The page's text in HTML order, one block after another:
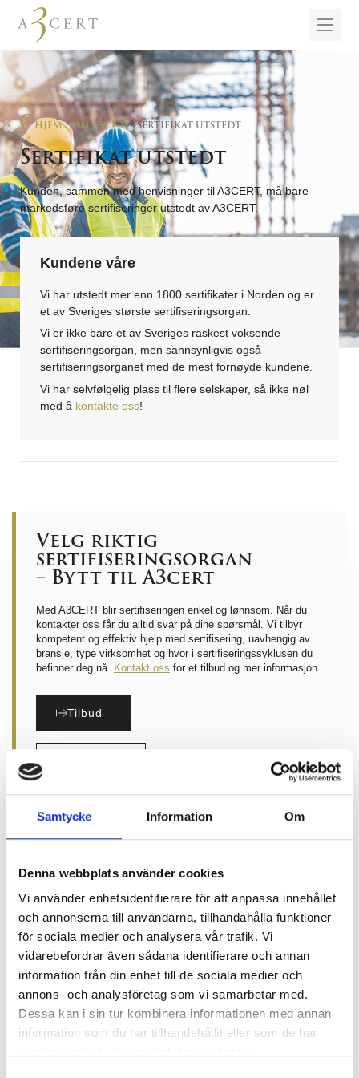
Samtycke Information Om
Denna webbplats använder cookies
Vi använder enhetsidentifierare för att anpassa innehållet
och annonserna till användarna, tillhandahålla funktioner
för sociala medier och analysera vår trafik. Vi
vidarebefordrar även sådana identifierare och annan
information från din enhet till de sociala medier och
annons- och analysföretag som vi samarbetar med.
Dessa kan i sin tur kombinera informationen med annan
information som du har tillhandahållit eller som de har
HJEM/OM A3CERT/ SERTIFIKAT UTSTEDT
Sertifikat utstedt
Kunden, sammen med henvisninger til A3CERT, må bare
markedsføre sertifiseringer utstedt av A3CERT.
Kundene våre
Vi har utstedt mer enn 1800 sertifikater i Norden og er
et av Sveriges største sertifiseringsorgan.
Vi er ikke bare et av Sveriges raskest voksende
sertifiseringsorgan, men sannsynligvis også
sertifiseringsorganet med de mest fornøyde kundene.
Vi har selvfølgelig plass til flere selskaper, så ikke nøl
med å kontakte oss!
Velg riktig
sertifiseringsorgan
– Bytt til A3cert
Med A3CERT blir sertifiseringen enkel og lønnsom. Når du
kontakter oss får du alltid svar på dine spørsmål. Vi tilbyr
kompetent og effektiv hjelp med sertifisering, uavhengig av
bransje, type virksomhet og hvor i sertifiseringssyklusen du
befinner deg nå. Kontakt oss for et tilbud og mer informasjon.
Tilbud
Følg oss
Tilbud
Endre til A3CERT